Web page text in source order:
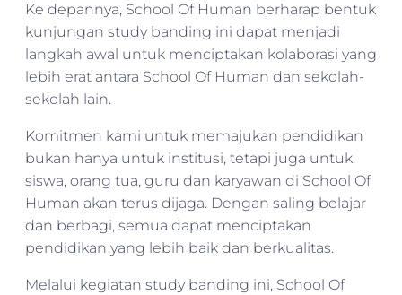
Ke depannya, School Of Human berharap bentuk
kunjungan study banding ini dapat menjadi
langkah awal untuk menciptakan kolaborasi yang
lebih erat antara School Of Human dan sekolah-
sekolah lain.
Komitmen kami untuk memajukan pendidikan
bukan hanya untuk institusi, tetapi juga untuk
siswa, orang tua, guru dan karyawan di School Of
Human akan terus dijaga. Dengan saling belajar
dan berbagi, semua dapat menciptakan
pendidikan yang lebih baik dan berkualitas.
Melalui kegiatan study banding ini, School Of